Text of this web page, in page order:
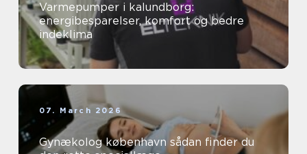
Varmepumper i kalundborg:
energibesparelser, komfort og bedre
indeklima
07. March 2026
Gynækolog københavn sådan finder du